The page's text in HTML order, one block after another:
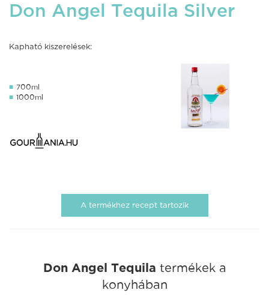
Don Angel Tequila Silver
Kapható kiszerelések:
700ml
1000ml
A termékhez recept tartozik
Don Angel Tequila termékek a
konyhában